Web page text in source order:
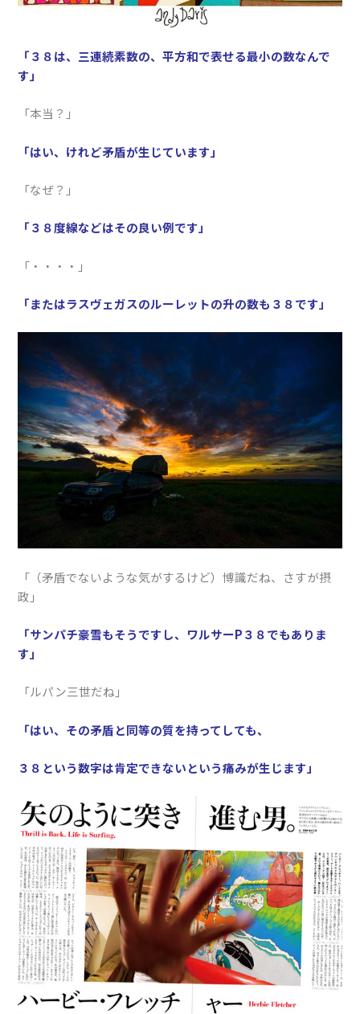
「３８は、三連続素数の、平方和で表せる最小の数なんで
す」
「本当？」
「はい、けれど矛盾が生じています」
「なぜ？」
「３８度線などはその良い例です」
「・・・・」
「またはラスヴェガスのルーレットの升の数も３８です」
「（矛盾でないような気がするけど）博識だね、さすが摂
政」
「サンパチ豪雪もそうですし、ワルサーP３８でもありま
す」
「ルパン三世だね」
「はい、その矛盾と同等の質を持ってしても、
３８という数字は肯定できないという痛みが生じます」